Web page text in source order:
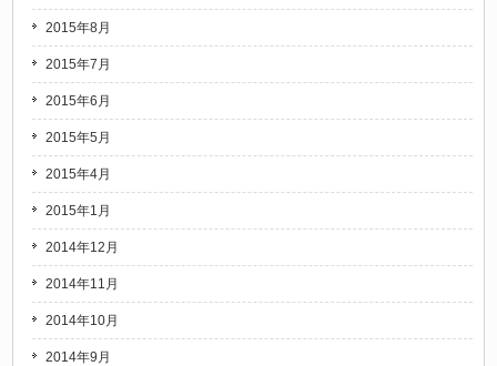
2015年8月
2015年7月
2015年6月
2015年5月
2015年4月
2015年1月
2014年12月
2014年11月
2014年10月
2014年9月